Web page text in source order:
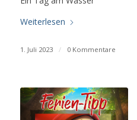
Weiterlesen
1. Juli 2023 / 0 Kommentare